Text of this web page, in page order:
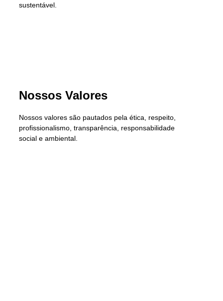
sustentável.
Nossos Valores
Nossos valores são pautados pela ética, respeito,
profissionalismo, transparência, responsabilidade
social e ambiental.